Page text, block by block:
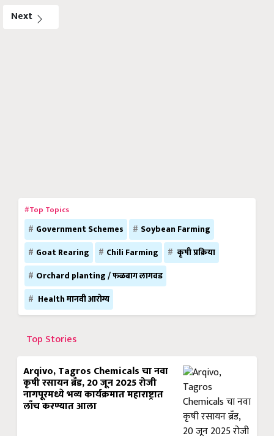
Next
#Top Topics
Government Schemes
Soybean Farming
Goat Rearing
Chili Farming
कृषी प्रक्रिया
Orchard planting / फळबाग लागवड
Health मानवी आरोग्य
Top Stories
Arqivo, Tagros Chemicals चा नवा
कृषी रसायन ब्रँड, 20 जून 2025 रोजी
नागपूरमध्ये भव्य कार्यक्रमात महाराष्ट्रात
लाँच करण्यात आला